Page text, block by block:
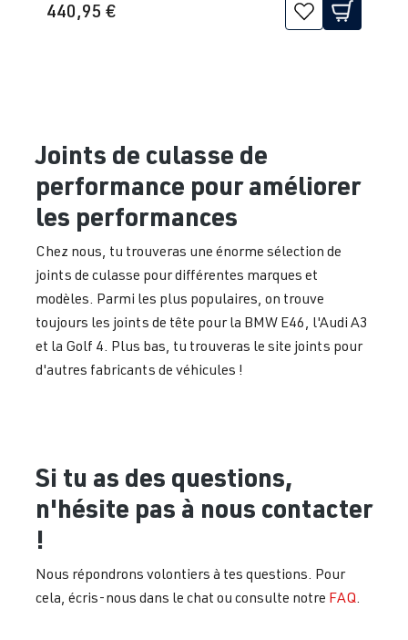
440,95 €
Joints de culasse de
performance pour améliorer
les performances
Chez nous, tu trouveras une énorme sélection de
joints de culasse pour différentes marques et
modèles. Parmi les plus populaires, on trouve
toujours les joints de tête pour la BMW E46, l'Audi A3
et la Golf 4. Plus bas, tu trouveras le site joints pour
d'autres fabricants de véhicules !
Si tu as des questions,
n'hésite pas à nous contacter
!
Nous répondrons volontiers à tes questions. Pour
cela, écris-nous dans le chat ou consulte notre FAQ